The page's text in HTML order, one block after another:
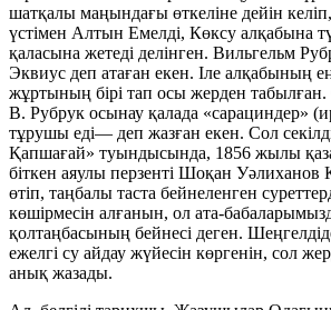
шатқалы маңындағы өткеліне дейін
үстімен Алтын Емелді, Көксу алқабына
қаласына жетеді делінген. Вильгельм
Эквиус деп атаған екен. Іле алқабының
жұртының бірі тап осы жерден
В. Рубрук осынау қалада «сарациндер»
тұрушы еді— деп жазған екен. Сол
Қапшағай» туындысында, 1856 жылы
біткен аяулы перзенті Шоқан
өтіп, таңбалы таста бейнеленген
көшірмесін алғанын, ол ата-
қолтаңбасының бейнесі деген.
ежелгі су айдау жүйесін көргенін, сол
анық жазады.